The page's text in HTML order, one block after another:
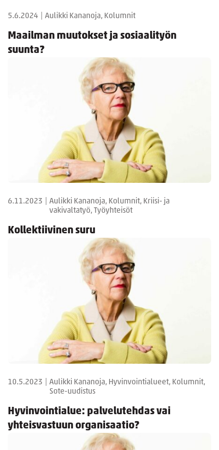
5.6.2024 Aulikki Kananoja, Kolumnit
Maailman muutokset ja sosiaalityön
suunta?
6.11.2023
Aulikki Kananoja, Kolumnit, Kriisi- ja
vakivaltatyö, Työyhteisöt
Kollektiivinen suru
10.5.2023
Aulikki Kananoja, Hyvinvointialueet, Kolumnit,
Sote-uudistus
Hyvinvointialue: palvelutehdas vai
yhteisvastuun organisaatio?